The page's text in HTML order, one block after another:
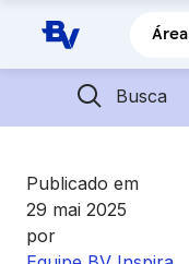
Pular para o
Busca
Barra de busca
Descubra
Empréstimos
Financiamentos
Publicado em
29 mai 2025
por